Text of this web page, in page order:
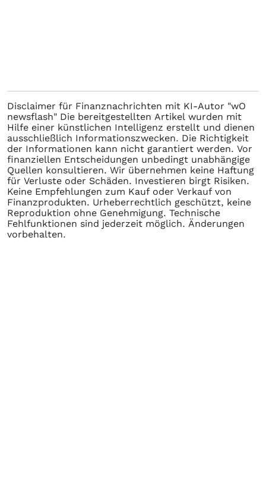
Disclaimer für Finanznachrichten mit KI-Autor "wO
newsflash" Die bereitgestellten Artikel wurden mit
Hilfe einer künstlichen Intelligenz erstellt und dienen
ausschließlich Informationszwecken. Die Richtigkeit
der Informationen kann nicht garantiert werden. Vor
finanziellen Entscheidungen unbedingt unabhängige
Quellen konsultieren. Wir übernehmen keine Haftung
für Verluste oder Schäden. Investieren birgt Risiken.
Keine Empfehlungen zum Kauf oder Verkauf von
Finanzprodukten. Urheberrechtlich geschützt, keine
Reproduktion ohne Genehmigung. Technische
Fehlfunktionen sind jederzeit möglich. Änderungen
vorbehalten.